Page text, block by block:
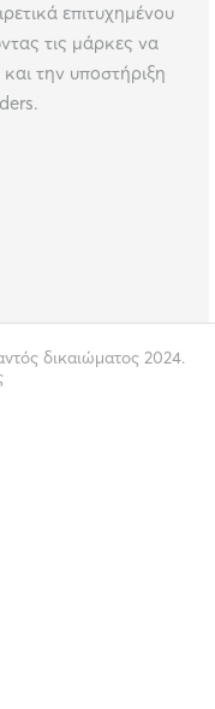
επιτυχημένου
τις μάρκες να
την υποστήριξη
δικαιώματος 2024.